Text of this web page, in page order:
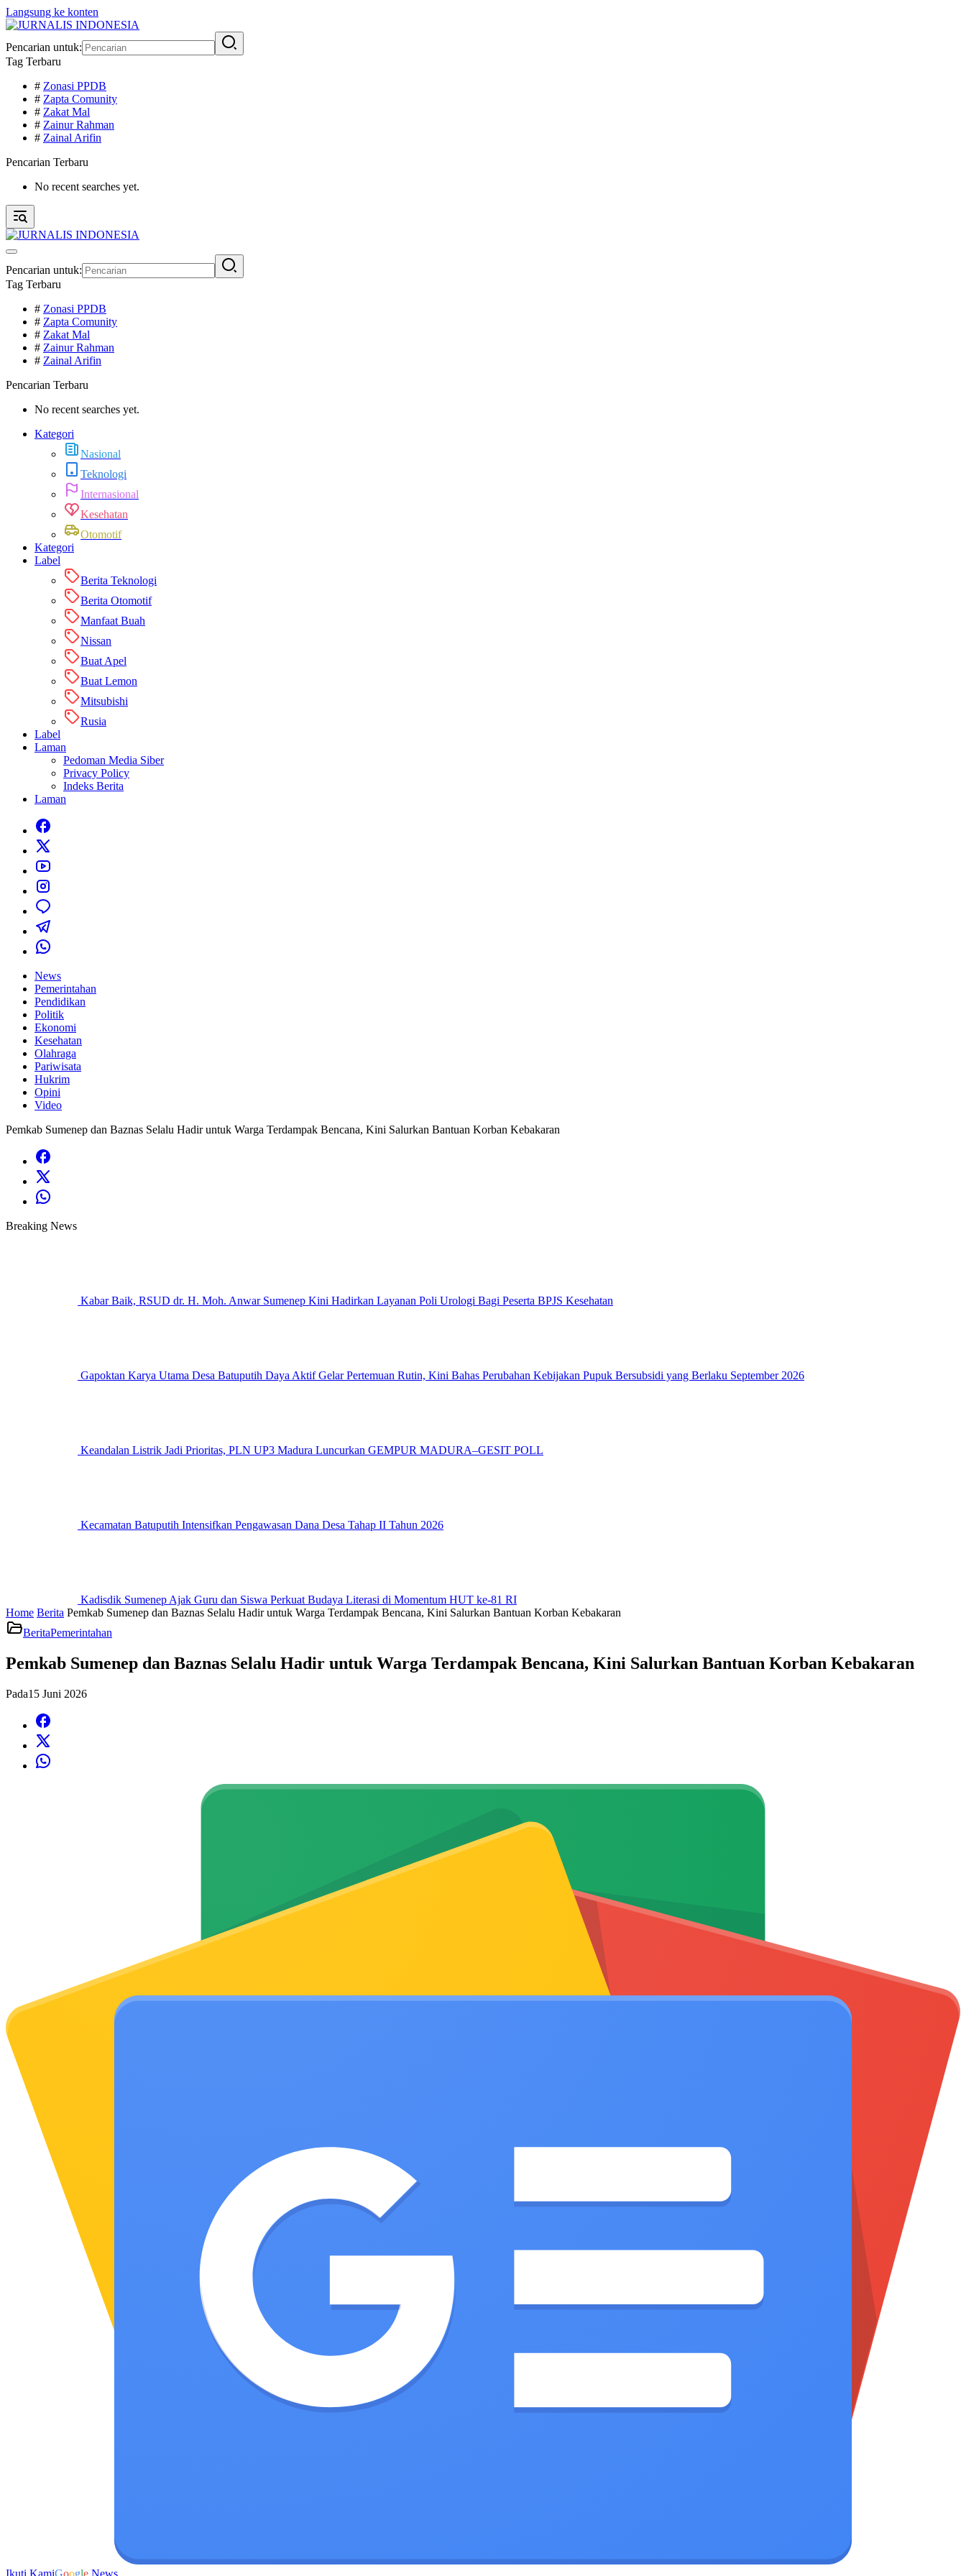
Langsung ke konten
Pencarian untuk:
Tag Terbaru
# Zonasi PPDB
# Zapta Comunity
# Zakat Mal
# Zainur Rahman
# Zainal Arifin
Pencarian Terbaru
No recent searches yet.
Pencarian untuk:
Tag Terbaru
# Zonasi PPDB
# Zapta Comunity
# Zakat Mal
# Zainur Rahman
# Zainal Arifin
Pencarian Terbaru
No recent searches yet.
Kategori
Nasional
Teknologi
Internasional
Kesehatan
Otomotif
Kategori
Label
Berita Teknologi
Berita Otomotif
Manfaat Buah
Nissan
Buat Apel
Buat Lemon
Mitsubishi
Rusia
Label
Laman
Pedoman Media Siber
Privacy Policy
Indeks Berita
Laman
News
Pemerintahan
Pendidikan
Politik
Ekonomi
Kesehatan
Olahraga
Pariwisata
Hukrim
Opini
Video
Pemkab Sumenep dan Baznas Selalu Hadir untuk Warga Terdampak Bencana, Kini Salurkan Bantuan Korban Kebakaran
Breaking News
Kabar Baik, RSUD dr. H. Moh. Anwar Sumenep Kini Hadirkan Layanan Poli Urologi Bagi Peserta BPJS Kesehatan
Gapoktan Karya Utama Desa Batuputih Daya Aktif Gelar Pertemuan Rutin, Kini Bahas Perubahan Kebijakan Pupuk Bersubsidi yang Berlaku September 2026
Keandalan Listrik Jadi Prioritas, PLN UP3 Madura Luncurkan GEMPUR MADURA–GESIT POLL
Kecamatan Batuputih Intensifkan Pengawasan Dana Desa Tahap II Tahun 2026
Kadisdik Sumenep Ajak Guru dan Siswa Perkuat Budaya Literasi di Momentum HUT ke-81 RI
Home Berita Pemkab Sumenep dan Baznas Selalu Hadir untuk Warga Terdampak Bencana, Kini Salurkan Bantuan Korban Kebakaran
BeritaPemerintahan
Pemkab Sumenep dan Baznas Selalu Hadir untuk Warga Terdampak Bencana, Kini Salurkan Bantuan Korban Kebakaran
Pada15 Juni 2026